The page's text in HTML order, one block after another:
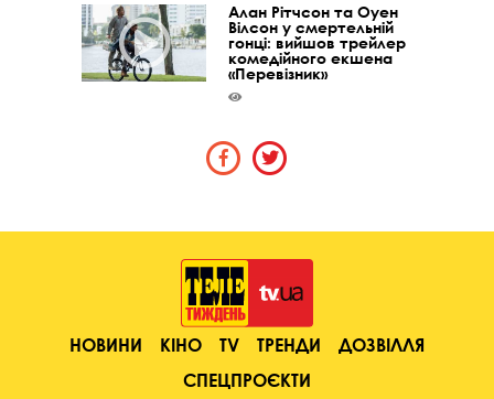
Алан Рітчсон та Оуен
Вілсон у смертельній
гонці: вийшов трейлер
комедійного екшена
«Перевізник»
НОВИНИ КІНО TV ТРЕНДИ
ДОЗВІЛЛЯ
СПЕЦПРОЄКТИ